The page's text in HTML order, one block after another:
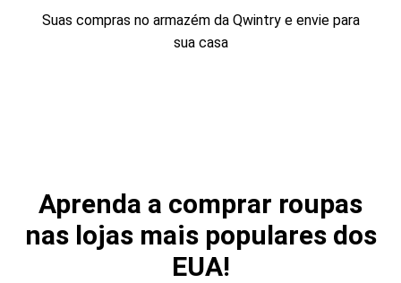
Suas compras no armazém da Qwintry e envie para
sua casa
Aprenda a comprar roupas
nas lojas mais populares dos
EUA!